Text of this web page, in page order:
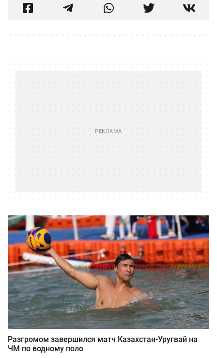
Разгромом завершился матч Казахстан-Уругвай на
ЧМ по водному поло